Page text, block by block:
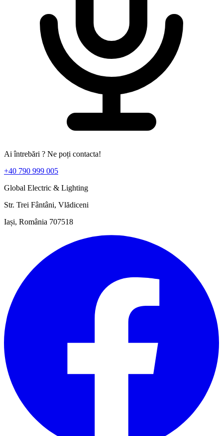
Ai întrebări ? Ne poți contacta!
+40 790 999 005
Global Electric & Lighting
Str. Trei Fântâni, Vlădiceni
Iași, România 707518